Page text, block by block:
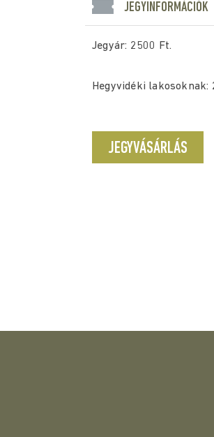
JEGYINFORMÁCIÓK
Jegyár: 2500 Ft.
Hegyvidéki lakosoknak:
JEGYVÁSÁRLÁS